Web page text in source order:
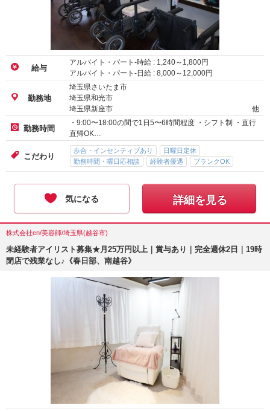
給与
アルバイト・パート-時給 : 1,240～ 1,800円
アルバイト・パート-日給 : 8,000～ 12,000円
勤務地
埼玉県さいたま市
埼玉県和光市
埼玉県新座市
他
勤務時間
・9:00〜18:00の間で1日5〜6時間程度 ・シフト制 ・直行
直帰OK…
こだわり
歩合・インセンティブあり
日曜日定休
勤務時間・曜日応相談
経験者優遇 ブランクOK
気になる 詳細を見る
株式会社en/美容師/埼玉県(越谷市)
未経験者アイリスト募集★月25万円以上｜賞与あり｜完全週休2日｜19時
閉店で残業なし♪《春日部、南越谷》